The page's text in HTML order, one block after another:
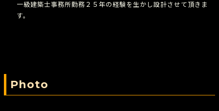
一級建築士事務所勤務２５年の経験を生かし設計させて頂きま
す。
Photo